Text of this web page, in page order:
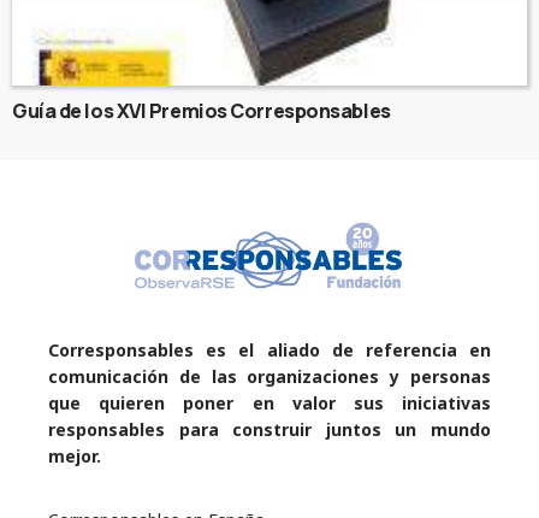
Guía de los XVI Premios Corresponsables
Corresponsables es el aliado de referencia en
comunicación de las organizaciones y personas
que quieren poner en valor sus iniciativas
responsables para construir juntos un mundo
mejor.